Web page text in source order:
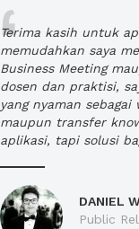
Terima kasih untuk
memudahkan saya
Business Meeting
dosen dan praktisi,
yang nyaman
maupun transfer
aplikasi, tapi solusi
DANIEL
Public